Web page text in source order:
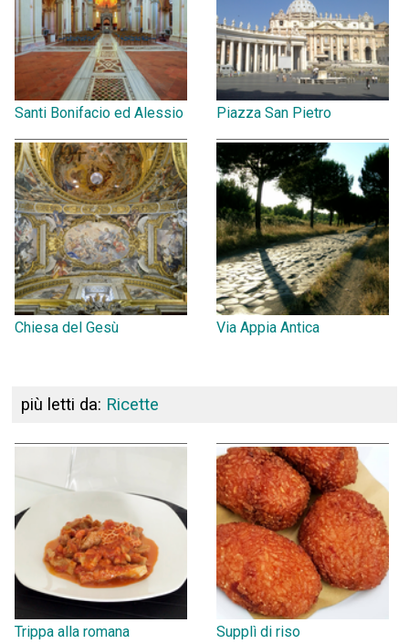
Santi Bonifacio ed Alessio Piazza San Pietro
Chiesa del Gesù Via Appia Antica
più letti da: Ricette
Trippa alla romana Supplì di riso